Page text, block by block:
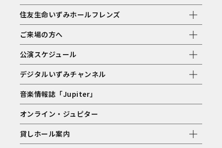
住友生命いずみホールフレンズ
ご来場の方へ
公演スケジュール
デジタルいずみチャンネル
音楽情報誌「Jupiter」
オンライン・ジュピター
貸しホール案内